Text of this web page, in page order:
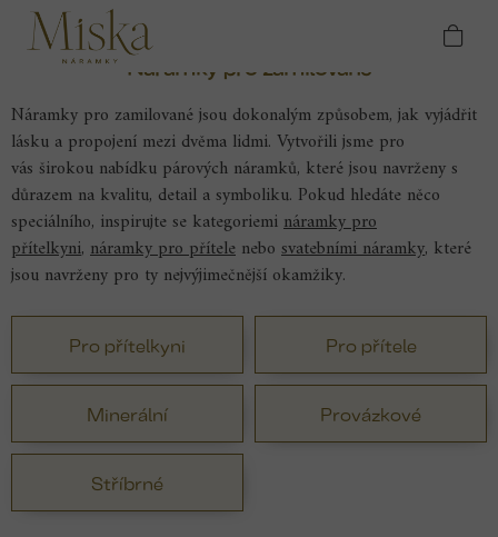
Přejít
obsah
Domů Příležitosti
Náramky pro zamilované
Náramky pro zamilovanéjsou dokonalým způsobem, jak vyjádřit
lásku a propojení mezi dvěma lidmi. Vytvořili jsme pro
vás širokou nabídku párových náramků, které jsou navrženy s
důrazem na kvalitu, detail a symboliku. Pokud hledáte něco
speciálního, inspirujte se kategoriemináramky pro
přítelkyni, náramky pro přítele nebo svatebními náramky, které
jsou navrženy pro ty nejvýjimečnější okamžiky.
Pro přítelkyni Pro přítele
Minerální Provázkové
Stříbrné